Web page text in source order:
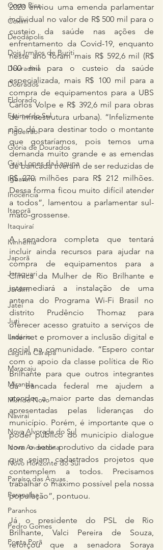
Costa Rica
Coxim
Deodápolis
Dois Irmãos de Buriti
Douradina
Dourados
Eldorado
Fátima do Sul
Figueirão
Glória de Dourados
Guia Lopes da Laguna
Iguatemi
Inocência
Itaporã
Itaquiraí
Ivinhema
Japorã
Jaraguari
Jardim
Jateí
Juti
Ladário
Laguna Carapã
Maracaju
Miranda
Mundo Novo
Naviraí
Nova Alvorada do Sul
Nova Andradina
Novo Horizonte do Sul
Paraíso das Águas
Paranaíba
Paranhos
Pedro Gomes
Ponta Porã
2020 enviou uma emenda parlamentar
individual no valor de R$ 500 mil para o
custeio da saúde nas ações de
enfrentamento da Covid-19, enquanto
neste ano foram mais R$ 592,6 mil (R$
100 mil para o custeio da saúde
especializada, mais R$ 100 mil para a
compra de equipamentos para a UBS
Carlos Volpe e R$ 392,6 mil para obras
de infraestrutura urbana). “Infelizmente
não dá para destinar todo o montante
que gostaríamos, pois temos uma
demanda muito grande e as emendas
de bancada tiveram de ser reduzidas de
R$ 270 milhões para R$ 212 milhões.
Dessa forma ficou muito difícil atender
a todos”, lamentou a parlamentar sul-
mato-grossense.
A senadora completa que tentará
incluir ainda recursos para ajudar na
compra de equipamentos para a
Clínica da Mulher de Rio Brilhante e
intermediará a instalação de uma
antena do Programa Wi-Fi Brasil no
distrito Prudêncio Thomaz para
oferecer acesso gratuito a serviços de
Internet e promover a inclusão digital e
social na comunidade. “Espero contar
com o apoio da classe política de Rio
Brilhante para que outros integrantes
da bancada federal me ajudem a
atender a maior parte das demandas
apresentadas pelas lideranças do
município. Porém, é importante que o
poder público do município dialogue
com o setor produtivo da cidade para
que sejam cadastrados projetos que
contemplem a todos. Precisamos
trabalhar o máximo possível pela nossa
população”, pontuou.
Já o presidente do PSL de Rio
Brilhante, Valci Pereira de Souza,
reforçou que a senadora Soraya